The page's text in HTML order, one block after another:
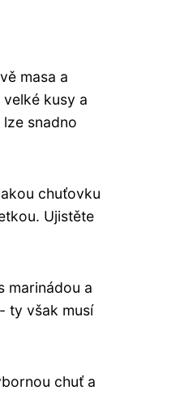
masa a
kusy a
snadno
chuťovku
Ujistěte
marinádou a
ty však musí
chuť a